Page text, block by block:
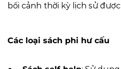
bối cảnh thời kỳ lịch sử
Các loại sách phi hư cấu